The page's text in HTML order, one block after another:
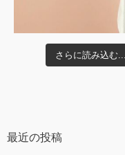
さらに読み込む...
最近の投稿